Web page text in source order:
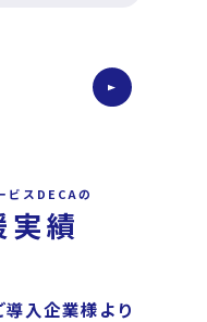
ビスDECAの
実績
入企業様より